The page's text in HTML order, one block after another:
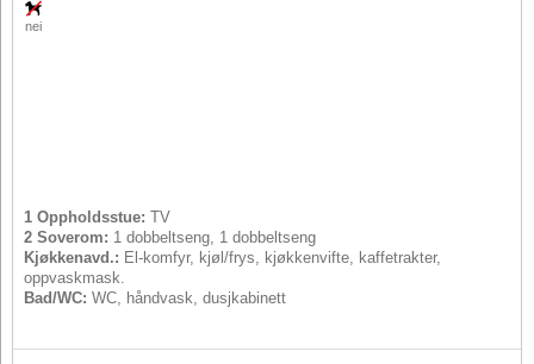
nei
1 Oppholdsstue: TV
2 Soverom: 1 dobbeltseng, 1 dobbeltseng
Kjøkkenavd.: El-komfyr, kjøl/frys, kjøkkenvifte, kaffetrakter,
oppvaskmask.
Bad/WC: WC, håndvask, dusjkabinett